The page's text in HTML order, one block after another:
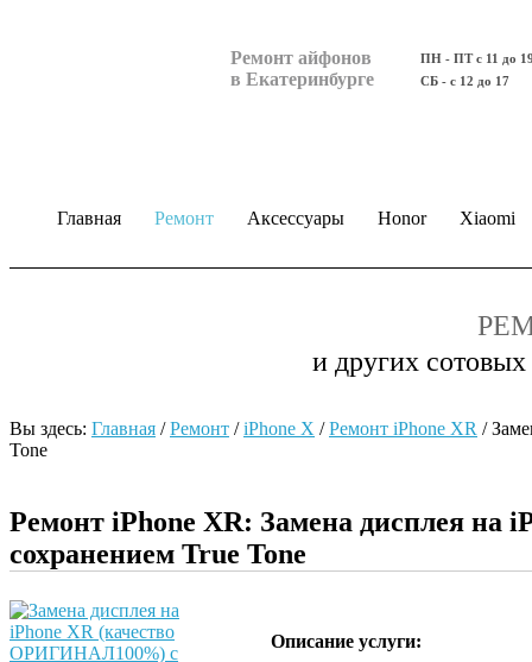
Ремонт айфонов
в Екатеринбурге
ПН - ПТ с 11 до
СБ - с 12 до 17
Главная Ремонт Аксессуары Honor Xiaomi
и других
Вы здесь: Главная /Ремонт /iPhone X /Ремонт iPhone ХR /
Tone
Ремонт iPhone ХR: Замена дисплея
сохранением True Tone
Описание услуги: